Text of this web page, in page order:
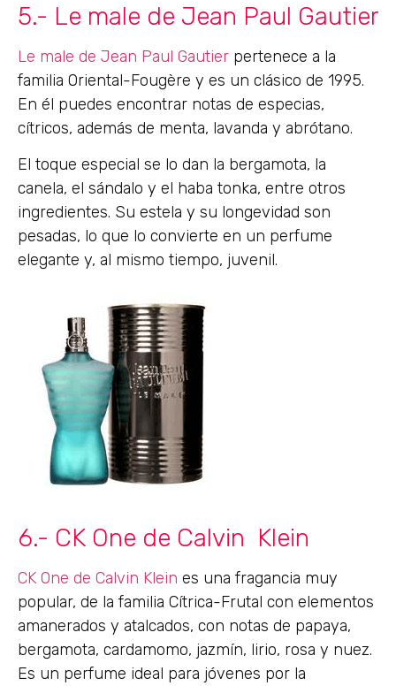
5.- Le male de Jean Paul Gautier
Le male de Jean Paul Gautier pertenece a la
familia Oriental-Fougère y es un clásico de 1995.
En él puedes encontrar notas de especias,
cítricos, además de menta, lavanda y abrótano.
El toque especial se lo dan la bergamota, la
canela, el sándalo y el haba tonka, entre otros
ingredientes. Su estela y su longevidad son
pesadas, lo que lo convierte en un perfume
elegante y, al mismo tiempo, juvenil.
6.- CK One de Calvin Klein
CK One de Calvin Klein es una fragancia muy
popular, de la familia Cítrica-Frutal con elementos
amanerados y atalcados, con notas de papaya,
bergamota, cardamomo, jazmín, lirio, rosa y nuez.
Es un perfume ideal para jóvenes por la